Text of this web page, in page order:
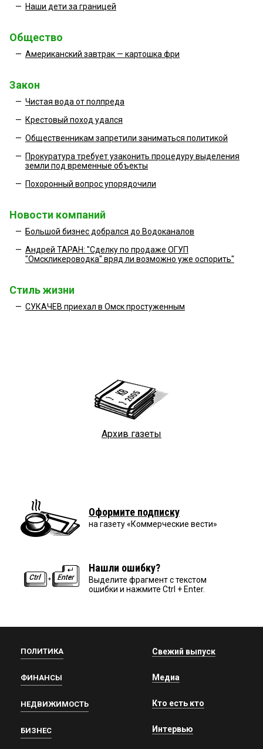
— Наши дети за границей
Общество
— Американский завтрак — картошка фри
Закон
— Чистая вода от полпреда
— Крестовый поход удался
— Общественникам запретили заниматься политикой
— Прокуратура требует узаконить процедуру выделения
земли под временные объекты
— Похоронный вопрос упорядочили
Новости компаний
— Большой бизнес добрался до Водоканалов
— Андрей ТАРАН: "Сделку по продаже ОГУП
"Омскликероводка" вряд ли возможно уже оспорить"
Стиль жизни
— СУКАЧЕВ приехал в Омск простуженным
Архив газеты
Оформите подписку
на газету «Коммерческие вести»
Нашли ошибку?
Выделите фрагмент с текстом
ошибки и нажмите Ctrl + Enter.
ПОЛИТИКА
ФИНАНСЫ
НЕДВИЖИМОСТЬ
БИЗНЕС
Свежий выпуск
Медиа
Кто есть кто
Интервью